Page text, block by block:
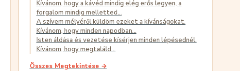
Kívánom, hogy a kávéd mindig elég erős legyen, a
forgalom mindig melletted...
A szívem mélyéről küldöm ezeket a kívánságokat.
Kívánom, hogy minden napodban...
Isten áldása és vezetése kísérjen minden lépésednél.
Kívánom, hogy megtaláld...
Összes Megtekintése →